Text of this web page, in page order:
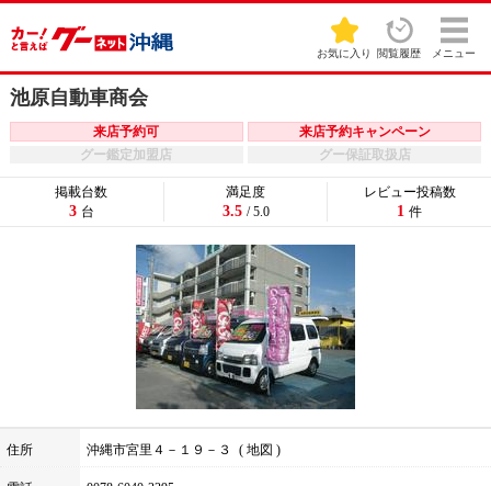
お気に入り 閲覧履歴 メニュー
池原自動車商会
来店予約可
来店予約キャンペーン
グー鑑定加盟店
グー保証取扱店
住所 沖縄市宮里４－１９－３ 地図
掲載台数
3 台
満足度
3.5 / 5.0
レビュー投稿数
1 件